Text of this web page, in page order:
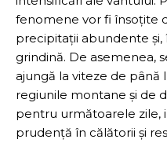
fenomene vor fi însoțite
precipitații abundente
grindină. De asemenea,
ajungă la viteze de până
regiunile montane și de
pentru următoarele zile,
prudență în călătorii și